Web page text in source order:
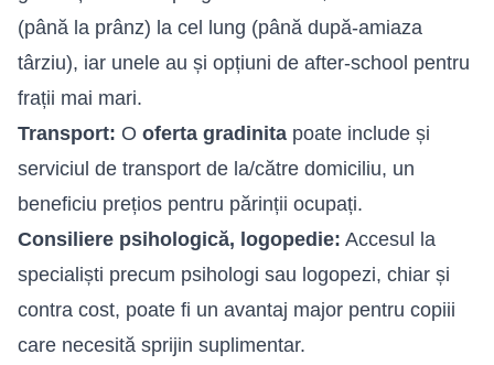
(până la prânz) la cel lung (până după-amiaza
târziu), iar unele au și opțiuni de after-school pentru
frații mai mari.
Transport: O oferta gradinita poate include și
serviciul de transport de la/către domiciliu, un
beneficiu prețios pentru părinții ocupați.
Consiliere psihologică, logopedie: Accesul la
specialiști precum psihologi sau logopezi, chiar și
contra cost, poate fi un avantaj major pentru copiii
care necesită sprijin suplimentar.